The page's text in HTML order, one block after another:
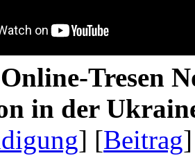
Tresen
in der
] [Beitrag